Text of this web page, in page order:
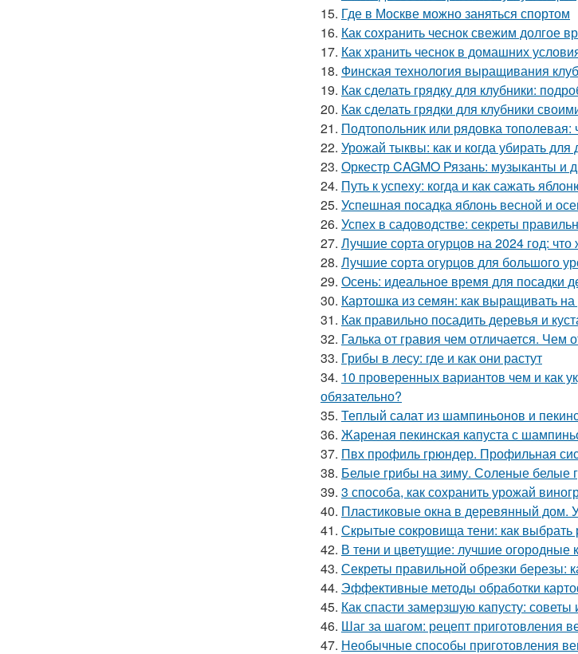
15. Где в Москве можно заняться спортом
16. Как сохранить чеснок свежим долгое
17. Как хранить чеснок в домашних
18. Финская технология выращивания
19. Как сделать грядку для клубники:
20. Как сделать грядки для клубники
21. Подтопольник или рядовка тополевая:
22. Урожай тыквы: как и когда убирать для
23. Оркестр CAGMO Рязань: музыканты и
24. Путь к успеху: когда и как сажать
25. Успешная посадка яблонь весной и
26. Успех в садоводстве: секреты
27. Лучшие сорта огурцов на 2024 год: что
28. Лучшие сорта огурцов для большого
29. Осень: идеальное время для посадки
30. Картошка из семян: как выращивать на
31. Как правильно посадить деревья и
32. Галька от гравия чем отличается. Чем
33. Грибы в лесу: где и как они растут
34. 10 проверенных вариантов чем и как
обязательно?
35. Теплый салат из шампиньонов и
36. Жареная пекинская капуста с
37. Пвх профиль грюндер. Профильная
38. Белые грибы на зиму. Соленые белые
39. 3 способа, как сохранить урожай
40. Пластиковые окна в деревянный дом.
41. Скрытые сокровища тени: как
42. В тени и цветущие: лучшие огородные
43. Секреты правильной обрезки березы:
44. Эффективные методы обработки
45. Как спасти замерзшую капусту:
46. Шаг за шагом: рецепт приготовления
47. Необычные способы приготовления